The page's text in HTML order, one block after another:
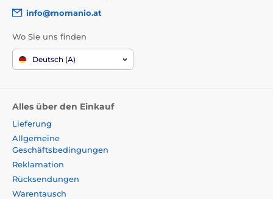
info@momanio.at
Wo Sie uns finden
Deutsch (A)
Alles über den Einkauf
Lieferung
Allgemeine
Geschäftsbedingungen
Reklamation
Rücksendungen
Warentausch